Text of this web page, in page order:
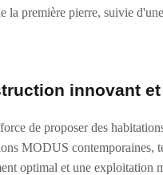
la première pierre, suivie
innovant
de proposer des
MODUS contemporaines,
optimal et une exploitation